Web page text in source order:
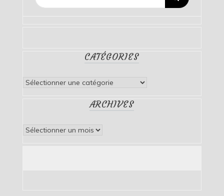
CATÉGORIES
Catégories
ARCHIVES
Archives